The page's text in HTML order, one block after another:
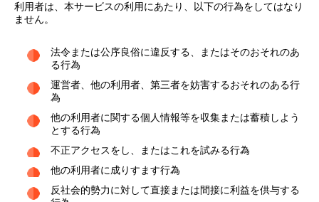
利用者は、本サービスの利用にあたり、以下の行為をしてはなり
ません。
法令または公序良俗に違反する、またはそのおそれのあ
る行為
運営者、他の利用者、第三者を妨害するおそれのある行
為
他の利用者に関する個人情報等を収集または蓄積しよう
とする行為
不正アクセスをし、またはこれを試みる行為
他の利用者に成りすます行為
反社会的勢力に対して直接または間接に利益を供与する